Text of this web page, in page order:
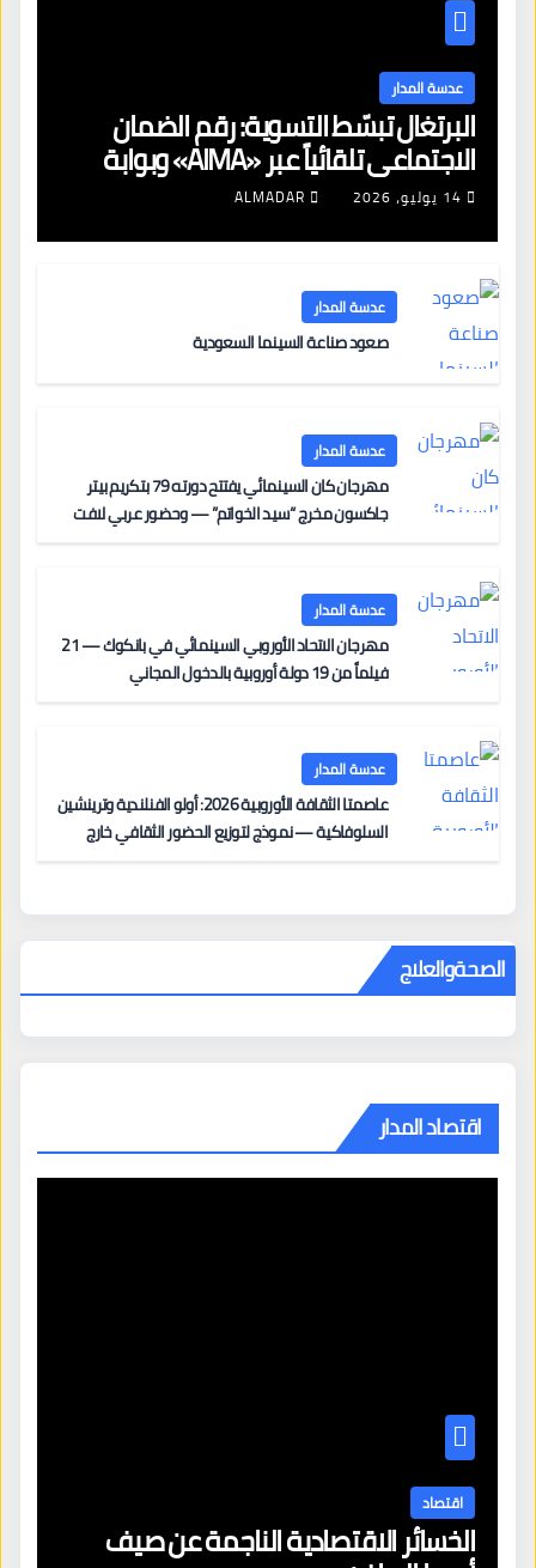
عدسة المدار
البرتغال تبسّط التسوية: رقم الضمان
الاجتماعي تلقائياً عبر «AIMA» وبوابة
جديدة لتجديد الإقامات
14 يوليو، 2026 ALMADAR
عدسة المدار
صعود صناعة السينما السعودية
عدسة المدار
مهرجان كان السينمائي يفتتح دورته 79 بتكريم بيتر
جاكسون مخرج “سيد الخواتم” — وحضور عربي لافت
عدسة المدار
مهرجان الاتحاد الأوروبي السينمائي في بانكوك — 21
فيلماً من 19 دولة أوروبية بالدخول المجاني
عدسة المدار
عاصمتا الثقافة الأوروبية 2026: أولو الفنلندية وترينشين
السلوفاكية — نموذج لتوزيع الحضور الثقافي خارج
الصحةوالعلاج
اقتصاد المدار
اقتصاد
الخسائر الاقتصادية الناجمة عن صيف